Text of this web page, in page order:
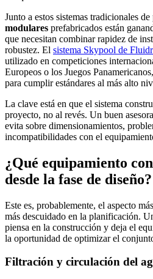
Junto a estos sistemas tradicionales
modulares prefabricados están
que necesitan combinar rapidez de
robustez. El sistema Skypool de
utilizado en competiciones
Europeos o los Juegos
para cumplir estándares al más alto
La clave está en que el sistema
proyecto, no al revés. Un buen
evita sobre dimensionamientos,
incompatibilidades con el
¿Qué equipamiento
desde la fase de diseño?
Este es, probablemente, el aspecto
más descuidado en la planificación.
piensa en la construcción y deja el
la oportunidad de optimizar el
Filtración y circulación del